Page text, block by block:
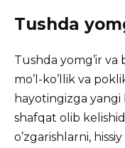
Tushda
Tushda yomg’ir
mo’l-ko’llik va
hayotingizga
shafqat olib
o’zgarishlarni,